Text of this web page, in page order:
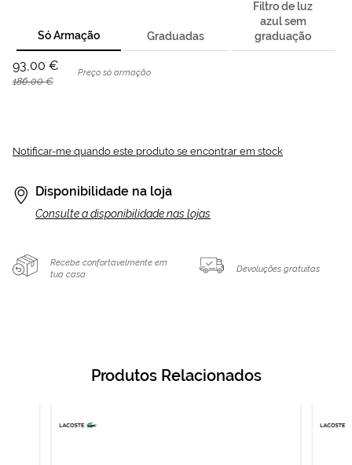
Só Armação
93,00 €
186,00 €
Preço só armação
Graduadas
Filtro de luz
azul sem
graduação
Notificar-me quando este produto se encontrar em stock
Disponibilidade na loja
Consulte a disponibilidade nas lojas
Recebe confortavelmente em
tua casa
Devoluções gratuitas
Produtos Relacionados